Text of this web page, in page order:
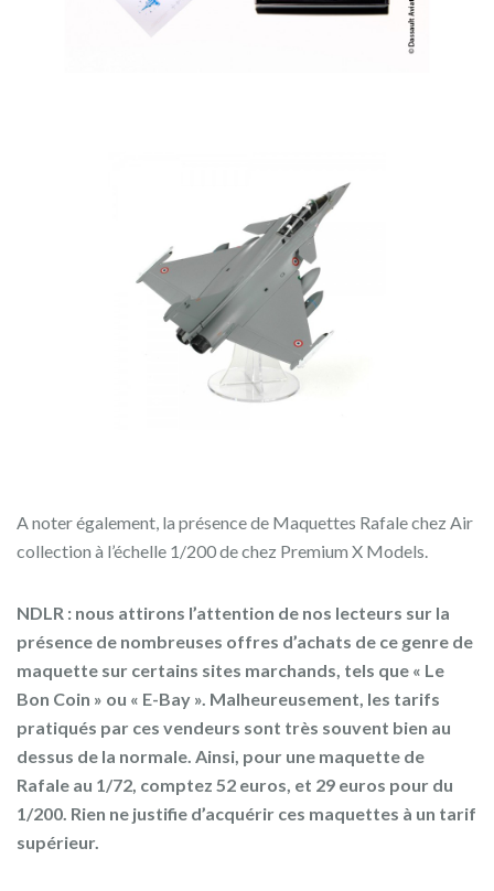
A noter également, la présence de Maquettes Rafale chez Air
collection à l’échelle 1/200 de chez Premium X Models.
NDLR : nous attirons l’attention de nos lecteurs sur la
présence de nombreuses offres d’achats de ce genre de
maquette sur certains sites marchands, tels que « Le
Bon Coin » ou « E-Bay ». Malheureusement, les tarifs
pratiqués par ces vendeurs sont très souvent bien au
dessus de la normale. Ainsi, pour une maquette de
Rafale au 1/72, comptez 52 euros, et 29 euros pour du
1/200. Rien ne justifie d’acquérir ces maquettes à un tarif
supérieur.